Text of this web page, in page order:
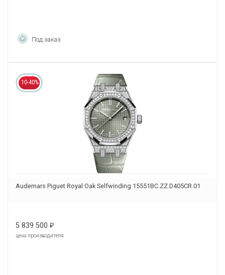
Под заказ
10-40%
Audemars Piguet Royal Oak Selfwinding 15551BC.ZZ.D405CR.01
5 839 500 ₽
цена производителя